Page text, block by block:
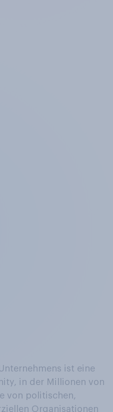
ist eine
in der Millionen von
von politischen,
Organisationen